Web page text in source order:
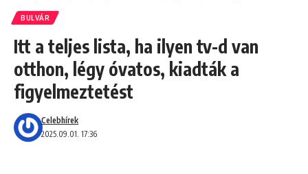
BULVÁR
Itt a teljes lista, ha ilyen tv-d van
otthon, légy óvatos, kiadták a
figyelmeztetést
2025.09.01. 17:36
Celebhírek